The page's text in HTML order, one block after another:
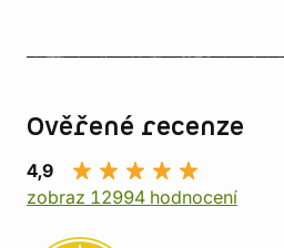
Ověřené recenze
4,9
zobraz 12994 hodnocení